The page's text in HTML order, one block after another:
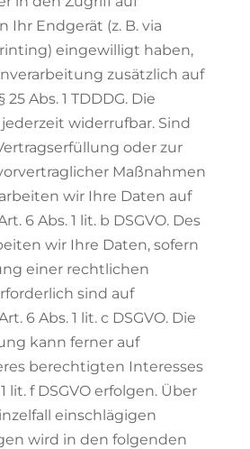
Ihr Endgerät (z. B. via
eingewilligt haben,
zusätzlich auf
Abs. 1 TDDDG. Die
widerrufbar. Sind
oder zur
Maßnahmen
wir Ihre Daten auf
6 Abs. 1 lit. b DSGVO. Des
wir Ihre Daten, sofern
einer rechtlichen
sind auf
6 Abs. 1 lit. c DSGVO. Die
kann ferner auf
berechtigten Interesses
lit. f DSGVO erfolgen. Über
einschlägigen
wird in den folgenden